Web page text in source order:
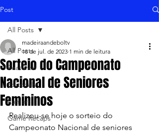
Post
All Posts
Featured
Editorials
Rumors
Game Recaps
All Posts
Sorteio do Campeonato
Nacional de Seniores
Femininos
madeiraandeboltv
18 de jul. de 2023 1 min de leitura
Realizou-se hoje o sorteio do
Campeonato Nacional de seniores